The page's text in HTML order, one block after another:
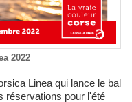
2022
réservations pour l'été